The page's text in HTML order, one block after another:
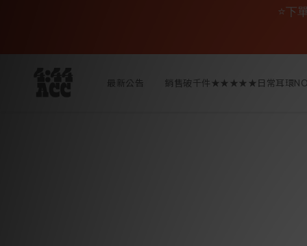
最新公告 銷售破千件★★★★★日常耳環
⭐下